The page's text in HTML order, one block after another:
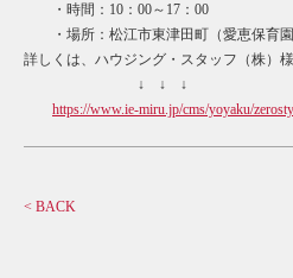
・時間：10：00～17：00
・場所：松江市東津田町（愛恵保育園
詳しくは、ハウジング・スタッフ（株）
↓ ↓ ↓
https://www.ie-miru.jp/cms/yoyaku/
< BACK